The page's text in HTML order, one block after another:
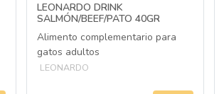
LEONARDO DRINK
SALMÓN/BEEF/PATO 40GR
Alimento complementario para
gatos adultos
LEONARDO